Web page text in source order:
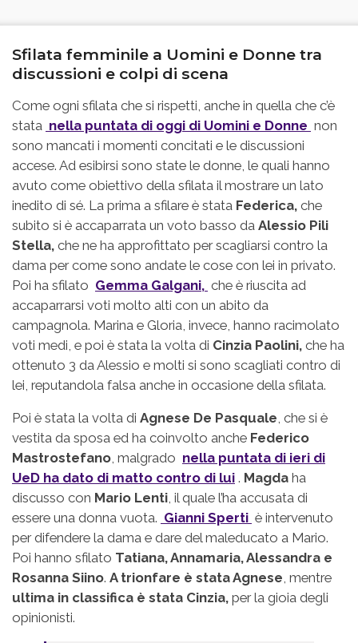
Sfilata femminile a Uomini e Donne tra
discussioni e colpi di scena
Come ogni sfilata che si rispetti, anche in quella che c’è
stata nella puntata di oggi di Uomini e Donne non
sono mancati i momenti concitati e le discussioni
accese. Ad esibirsi sono state le donne, le quali hanno
avuto come obiettivo della sfilata il mostrare un lato
inedito di sé. La prima a sfilare è stata Federica, che
subito si è accaparrata un voto basso da Alessio Pili
Stella, che ne ha approfittato per scagliarsi contro la
dama per come sono andate le cose con lei in privato.
Poi ha sfilato Gemma Galgani, che è riuscita ad
accaparrarsi voti molto alti con un abito da
campagnola. Marina e Gloria, invece, hanno racimolato
voti medi, e poi è stata la volta di Cinzia Paolini, che ha
ottenuto 3 da Alessio e molti si sono scagliati contro di
lei, reputandola falsa anche in occasione della sfilata.
Poi è stata la volta di Agnese De Pasquale , che si è
vestita da sposa ed ha coinvolto anche Federico
Mastrostefano , malgrado nella puntata di ieri di
UeD ha dato di matto contro di lui . Magda ha
discusso con Mario Lenti , il quale l’ha accusata di
essere una donna vuota. Gianni Sperti è intervenuto
per difendere la dama e dare del maleducato a Mario.
Poi hanno sfilato Tatiana, Annamaria, Alessandra e
Rosanna Siino. A trionfare è stata Agnese , mentre
ultima in classifica è stata Cinzia, per la gioia degli
opinionisti.